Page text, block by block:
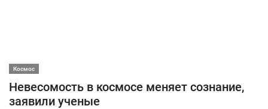
Космос
Невесомость в космосе меняет сознание,
заявили ученые